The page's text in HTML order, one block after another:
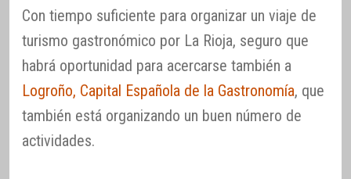
Con tiempo suficiente para organizar un viaje de
turismo gastronómico por La Rioja, seguro que
habrá oportunidad para acercarse también a
Logroño, Capital Española de la Gastronomía, que
también está organizando un buen número de
actividades.